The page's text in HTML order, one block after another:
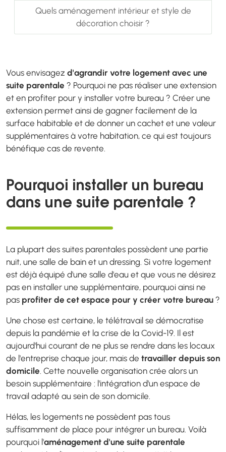
Vous envisagez d'agrandir votre logement avec une
suite parentale ? Pourquoi ne pas réaliser une extension
et en profiter pour y installer votre bureau ? Créer une
extension permet ainsi de gagner facilement de la
surface habitable et de donner un cachet et une valeur
supplémentaires à votre habitation, ce qui est toujours
bénéfique cas de revente.
Pourquoi installer un bureau
dans une suite parentale ?
La plupart des suites parentales possèdent une partie
nuit, une salle de bain et un dressing. Si votre logement
est déjà équipé d'une salle d'eau et que vous ne désirez
pas en installer une supplémentaire, pourquoi ainsi ne
pas profiter de cet espace pour y créer votre bureau ?
Une chose est certaine, le télétravail se démocratise
depuis la pandémie et la crise de la Covid-19. Il est
aujourd'hui courant de ne plus se rendre dans les locaux
de l'entreprise chaque jour, mais de travailler depuis son
domicile. Cette nouvelle organisation crée alors un
besoin supplémentaire : l'intégration d'un espace de
travail adapté au sein de son domicile.
Hélas, les logements ne possèdent pas tous
suffisamment de place pour intégrer un bureau. Voilà
pourquoi l'aménagement d'une suite parentale
Quels aménagement intérieur et style de
décoration choisir ?